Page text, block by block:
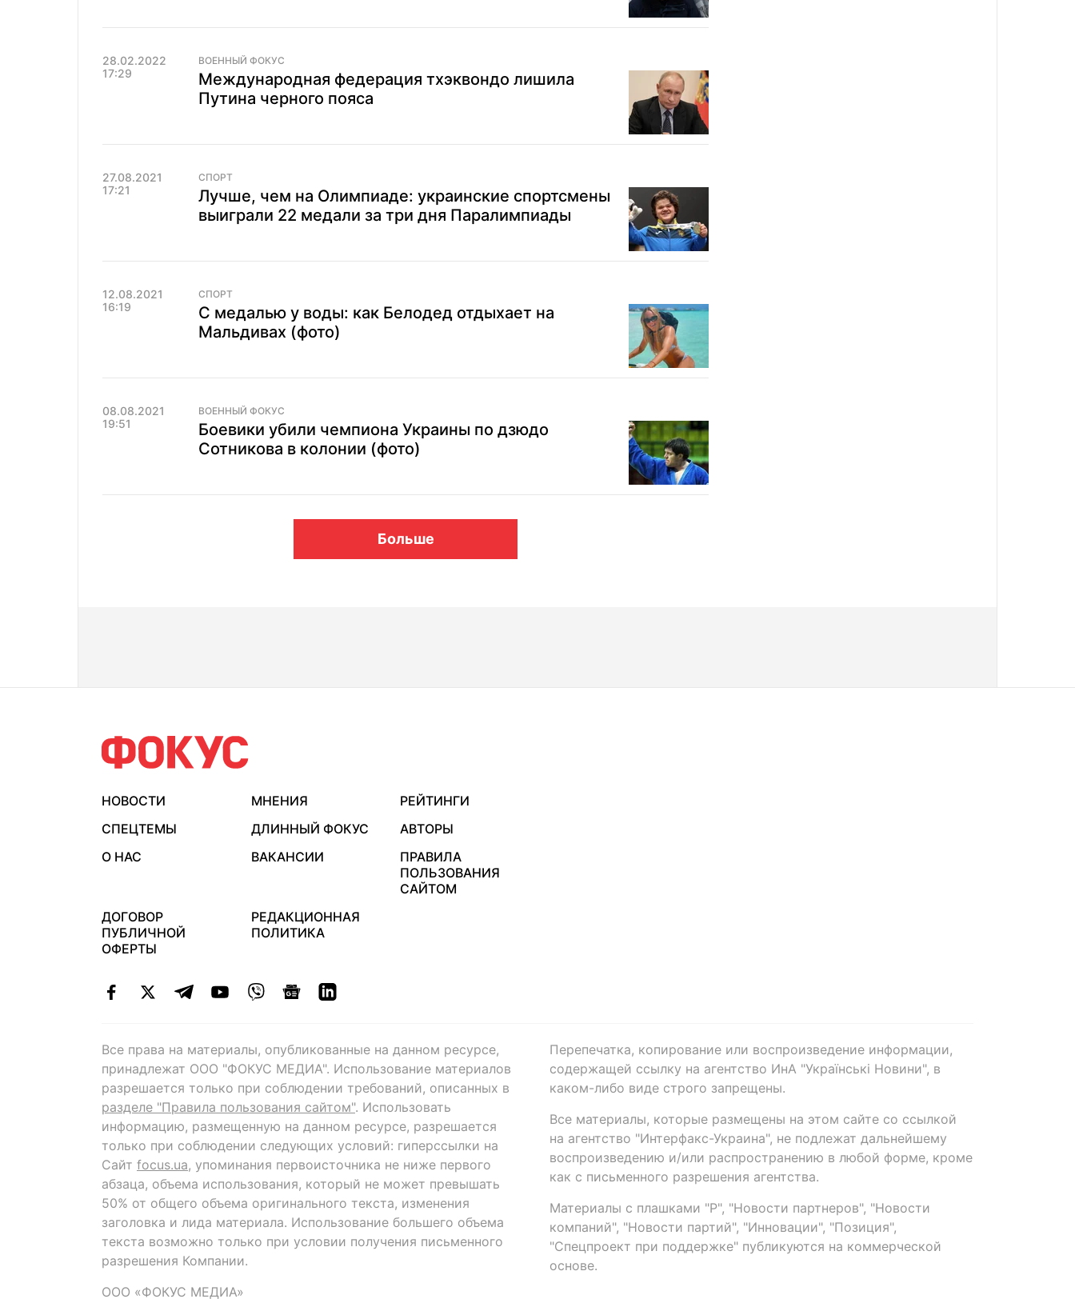
28.02.2022
17:29
ВОЕННЫЙ ФОКУС
Международная федерация тхэквондо лишила
Путина черного пояса
27.08.2021
17:21
СПОРТ
Лучше, чем на Олимпиаде: украинские спортсмены
выиграли 22 медали за три дня Паралимпиады
12.08.2021
16:19
СПОРТ
С медалью у воды: как Белодед отдыхает на
Мальдивах (фото)
08.08.2021
19:51
ВОЕННЫЙ ФОКУС
Боевики убили чемпиона Украины по дзюдо
Сотникова в колонии (фото)
Больше
НОВОСТИ МНЕНИЯ
РЕЙТИНГИ
СПЕЦТЕМЫ
ДЛИННЫЙ ФОКУС
АВТОРЫ
О НАС
ВАКАНСИИ
ПРАВИЛА
ПОЛЬЗОВАНИЯ
САЙТОМ
ДОГОВОР
ПУБЛИЧНОЙ
ОФЕРТЫ
РЕДАКЦИОННАЯ
ПОЛИТИКА
Все права на материалы, опубликованные на данном ресурсе,
принадлежат ООО "ФОКУС МЕДИА". Использование материалов
разрешается только при соблюдении требований, описанных в
разделе "Правила пользования сайтом". Использовать
информацию, размещенную на данном ресурсе, разрешается
только при соблюдении следующих условий: гиперссылки на
Сайт focus.ua, упоминания первоисточника не ниже первого
абзаца, объема использования, который не может превышать
50% от общего объема оригинального текста, изменения
заголовка и лида материала. Использование большего объема
текста возможно только при условии получения письменного
разрешения Компании.
ООО «ФОКУС МЕДИА»
Перепечатка, копирование или воспроизведение информации,
содержащей ссылку на агентство ИнА "Українські Новини", в
каком-либо виде строго запрещены.
Все материалы, которые размещены на этом сайте со ссылкой
на агентство "Интерфакс-Украина", не подлежат дальнейшему
воспроизведению и/или распространению в любой форме, кроме
как с письменного разрешения агентства.
Материалы с плашками "Р", "Новости партнеров", "Новости
компаний", "Новости партий", "Инновации", "Позиция",
"Спецпроект при поддержке" публикуются на коммерческой
основе.